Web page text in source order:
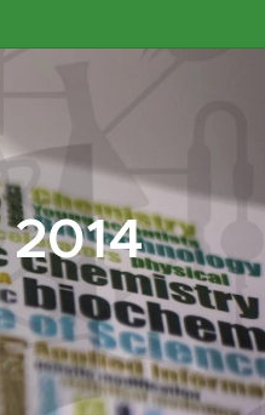
2014